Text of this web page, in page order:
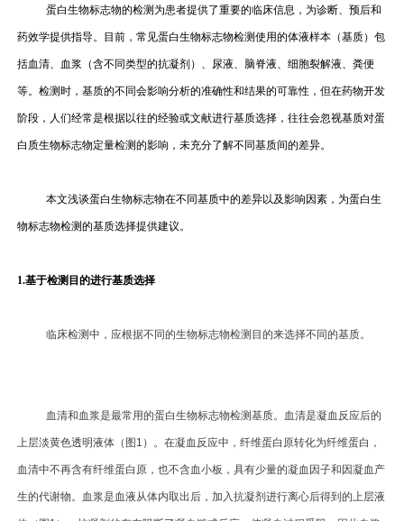
蛋白生物标志物的检测为患者提供了重要的临床信息，为诊断、预后和
药效学提供指导。目前，常见蛋白生物标志物检测使用的体液样本（基质）包
括血清、血浆（含不同类型的抗凝剂）、尿液、脑脊液、细胞裂解液、粪便
等。检测时，基质的不同会影响分析的准确性和结果的可靠性，但在药物开发
阶段，人们经常是根据以往的经验或文献进行基质选择，往往会忽视基质对蛋
白质生物标志物定量检测的影响，未充分了解不同基质间的差异。
本文浅谈蛋白生物标志物在不同基质中的差异以及影响因素，为蛋白生
物标志物检测的基质选择提供建议。
1.基于检测目的进行基质选择
临床检测中，应根据不同的生物标志物检测目的来选择不同的基质。
血清和血浆是最常用的蛋白生物标志物检测基质。血清是凝血反应后的
上层淡黄色透明液体（图1）。在凝血反应中，纤维蛋白原转化为纤维蛋白，
血清中不再含有纤维蛋白原，也不含血小板，具有少量的凝血因子和因凝血产
生的代谢物。血浆是血液从体内取出后，加入抗凝剂进行离心后得到的上层液